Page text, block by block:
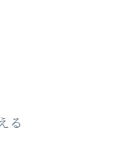
る